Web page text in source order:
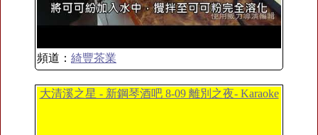
頻道： 綺豐茶業
大清溪之星 - 新鋼琴酒吧 8-09 離別之夜- Karaoke